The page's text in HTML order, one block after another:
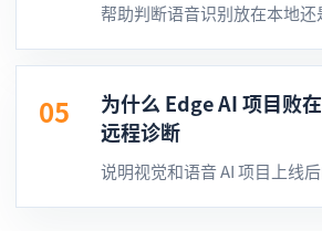
帮助判断语音识别放在本地还
05
为什么 Edge AI 项目败
远程诊断
说明视觉和语音 AI 项目上线后